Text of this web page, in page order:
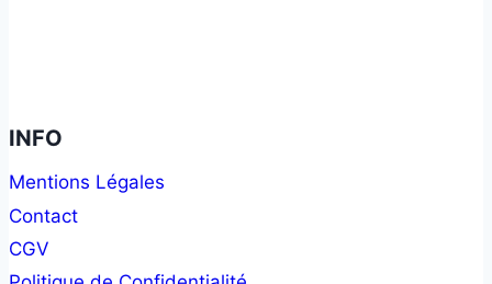
INFO
Mentions Légales
Contact
CGV